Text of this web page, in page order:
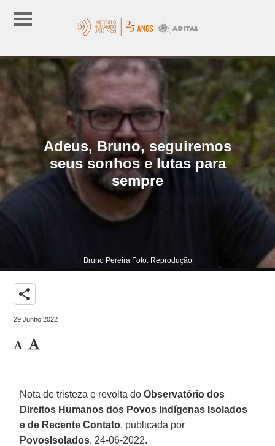
Adeus, Bruno, seguiremos
seus sonhos e lutas para
sempre
Bruno Pereira Foto: Reprodução
share
29 Junho 2022
Nota de tristeza e revolta doObservatório dos
Direitos Humanos dos Povos Indígenas Isolados
e de Recente Contato, publicada por
PovosIsolados, 24-06-2022.